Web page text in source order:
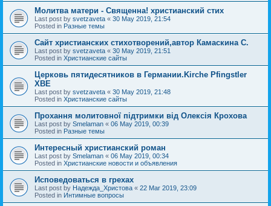
Молитва матери - Священна! христианский стих
Last post by svetzaveta « 30 May 2019, 21:54
Posted in Разные темы
Сайт христианских стихотворений,автор Камаскина С.
Last post by svetzaveta « 30 May 2019, 21:51
Posted in Христианские сайты
Церковь пятидесятников в Германии.Kirche Pfingstler
ХВЕ
Last post by svetzaveta « 30 May 2019, 21:48
Posted in Христианские сайты
Прохання молитовної підтримки від Олексія Крохова
Last post by Smelaman « 06 May 2019, 00:39
Posted in Разные темы
Интересный христианский роман
Last post by Smelaman « 06 May 2019, 00:34
Posted in Христианские новости и объявления
Исповедоваться в грехах
Last post by Надежда_Христова « 22 Mar 2019, 23:09
Posted in Интимные вопросы